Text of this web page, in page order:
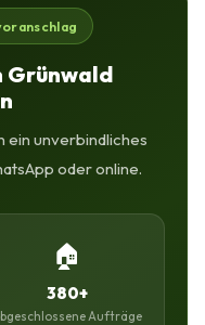
Grünwald
ein unverbindliches
oder online.
🏠
380+
Aufträge